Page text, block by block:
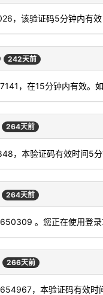
，该验证码5分钟内有效
242天前
，在15分钟内有效。
264天前
，本验证码有效时间5分
264天前
650309 。您正在使用登
266天前
，本验证码有效时